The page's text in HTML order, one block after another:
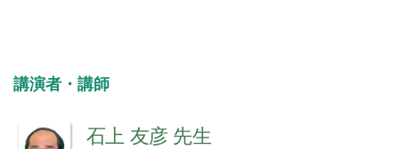
講演者・講師
石上 友彦 先生